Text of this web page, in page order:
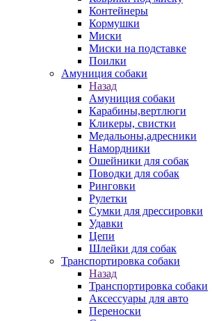
Контейнеры
Кормушки
Миски
Миски на подставке
Поилки
Амуниция собаки
Назад
Амуниция собаки
Карабины,вертлюги
Кликеры, свистки
Медальоны,адресники
Намордники
Ошейники для собак
Поводки для собак
Ринговки
Рулетки
Сумки для дрессировки
Удавки
Цепи
Шлейки для собак
Транспортировка собаки
Назад
Транспортировка собаки
Аксессуары для авто
Переноски